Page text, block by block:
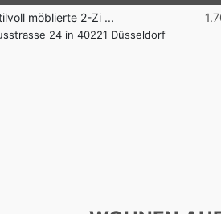
möblierte 2-Zi ...
24 in 40221 Düsseldorf